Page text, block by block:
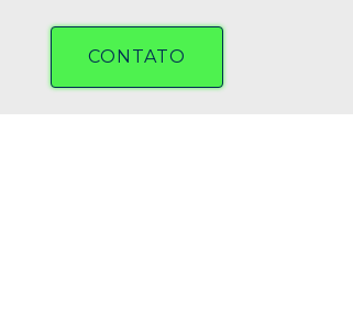
CONTATO